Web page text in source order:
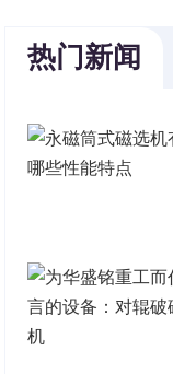
热门新闻